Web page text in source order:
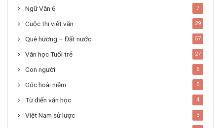
Ngữ Văn 6 7
Cuộc thi viết văn 29
Quê hương – Đất nước 57
Văn học Tuổi trẻ 27
Con người 6
Góc hoài niệm 5
Từ điển văn học 4
Việt Nam sử lược 3